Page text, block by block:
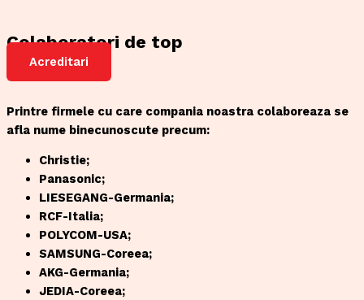
Colaboratori de top
Acreditari
Printre firmele cu care compania noastra colaboreaza se
afla nume binecunoscute precum:
Christie;
Panasonic;
LIESEGANG-Germania;
RCF-Italia;
POLYCOM-USA;
SAMSUNG-Coreea;
AKG-Germania;
JEDIA-Coreea;